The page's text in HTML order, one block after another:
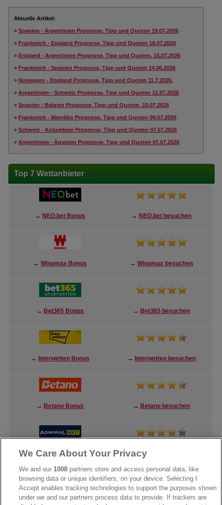
Aktuelle Artikel:
»Spanien - Argentinien Prognose, Tipp und Quoten 19.07.2026
»Frankreich - England Prognose, Tipp und Quoten 18.07.2026
»England - Argentinien Prognose, Tipp und Quoten, 15.07.2026
»Frankreich - Spanien Prognose, Tipp und Quoten 14.06.2026
»Norwegen - England Prognose, Tipp und Quoten 11.7.2026.
»Argentinien - Schweiz Prognose, Tipp und Quoten 12.07.2026
»Spanien - Belgien Prognose, Tipp und Quoten, 10.07.2026
»Frankreich - Marokko Prognose, Tipp und Quoten 09.07.2026
»Schweiz - Kolumbien Prognose, Tipp und Quoten 07.07.2026
»Argentinien - Ägypten Prognose, Tipp und Quoten 07.07.2026
Top 7 Wettanbieter
→ NEO.bet Bonus → NEO.bet besuchen
→Winamax Bonus →Winamax besuchen
→ Bet365 Bonus → Bet365 besuchen
→ Interwetten Bonus → Interwetten besuchen
→ Betano Bonus → Betano besuchen
→AdmiralBet Bonus →AdmiralBet besuchen
→Bwin Bonus →Bwin besuchen
We Care About Your Privacy
We and our1008 partners store and access personal data, like
browsing data or unique identifiers, on your device. Selecting I
Accept enables tracking technologies to support the purposes shown
under we and our partners process data to provide. If trackers are